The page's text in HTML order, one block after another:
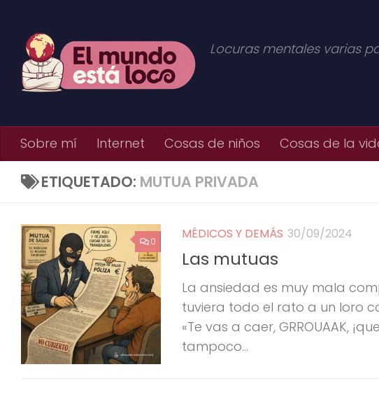
Locuras mentales varias
Sobre mí Internet Cosas de niños Cosas de la
ETIQUETADO: MUTUA PRIVADA
0 MÉDICOS Y DEMÁS 30/09/2024
Las mutuas
La ansiedad es muy mala
tuviera todo el rato a un loro
«Te vas a caer, GRROUAAK,
tampoco...